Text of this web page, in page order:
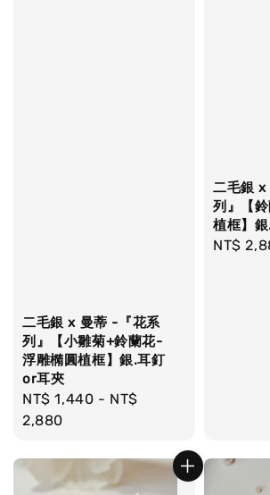
二毛銀 x 曼蒂 -『花系
列』【小雛菊+鈴蘭花-
浮雕橢圓植框】銀.耳釘
or耳夾
Regular
price
NT$ 1,440 - NT$
2,880
二毛銀
列』【
植框】
Regular
NT$